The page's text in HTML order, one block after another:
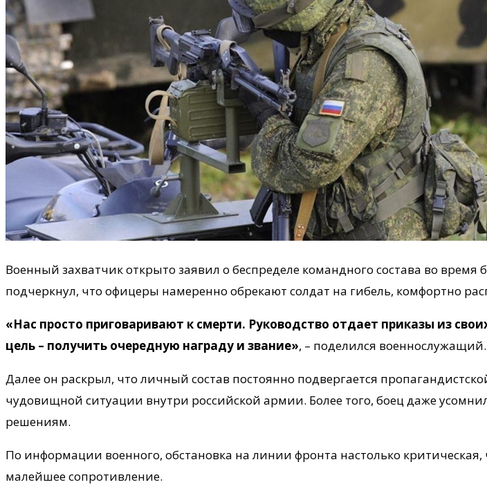
Военный захватчик открыто заявил о беспределе командного состава во
подчеркнул, что офицеры намеренно обрекают солдат на гибель, комфортно
«Нас просто приговаривают к смерти. Руководство отдает приказы из
цель – получить очередную награду и звание», – поделился военнослужащий.
Далее он раскрыл, что личный состав постоянно подвергается
чудовищной ситуации внутри российской армии. Более того, боец даже
решениям.
По информации военного, обстановка на линии фронта настолько
малейшее сопротивление.